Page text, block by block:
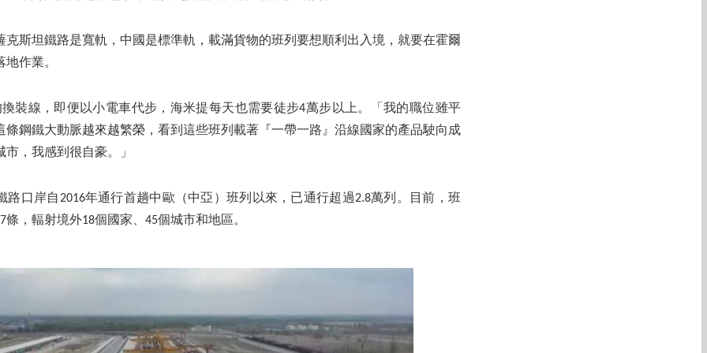
克斯坦鐵路是寬軌，中國是標準軌，載滿貨物的班列要想順利出入境，就要在霍爾
作業。
裝線，即便以小電車代步，海米提每天也需要徒步4萬步以上。「我的職位雖平
條鋼鐵大動脈越來越繁榮，看到這些班列載著『一帶一路』沿線國家的產品駛向成
，我感到很自豪。」
路口岸自2016年通行首趟中歐（中亞）班列以來，已通行超過2.8萬列。目前，班
，輻射境外18個國家、45個城市和地區。